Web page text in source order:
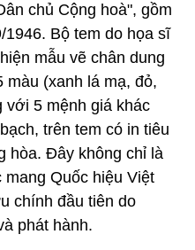
chủ Cộng hoà", gồm
Bộ tem do họa sĩ
mẫu vẽ chân dung
màu (xanh lá mạ, đỏ,
5 mệnh giá khác
trên tem có in tiêu
hòa. Đây không chỉ là
Quốc hiệu Việt
chính đầu tiên do
phát hành.